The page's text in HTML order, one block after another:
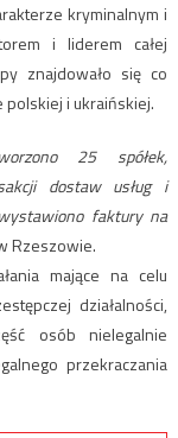
kryminalnym i
i liderem całej
znajdowało się co
i ukraińskiej.
25 spółek,
dostaw usług i
faktury na
Rzeszowie.
mające na celu
działalności,
osób nielegalnie
przekraczania